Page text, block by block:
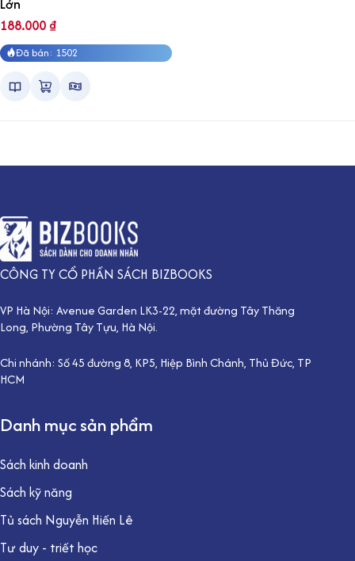
188.000₫
Đã bán: 1502
CÔNG TY CỔ PHẦN SÁCH BIZBOOKS
VP Hà Nội: Avenue Garden LK3-22, mặt đường Tây Thăng
Long, Phường Tây Tựu, Hà Nội.
Chi nhánh: Số 45 đường 8, KP5, Hiệp Bình Chánh, Thủ Đức, TP
HCM
Danh mục sản phẩm
Sách kinh doanh
Sách kỹ năng
Tủ sách Nguyễn Hiến Lê
Tư duy - triết học